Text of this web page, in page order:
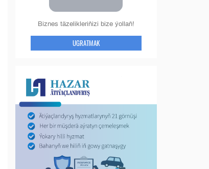
Biznes täzelikleriňizi bize ýollaň!
UGRATMAK